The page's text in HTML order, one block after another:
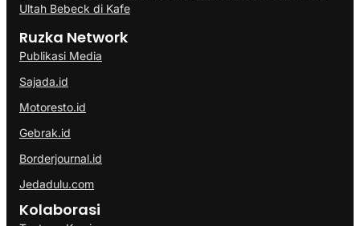
Ultah Bebeck di Kafe
Ruzka Network
Publikasi Media
Sajada.id
Motoresto.id
Gebrak.id
Borderjournal.id
Jedadulu.com
Kolaborasi